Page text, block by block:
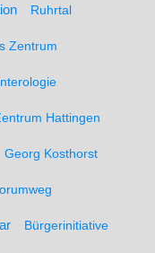
Ruhrtal
Zentrum
Hattingen
Georg Kosthorst
Bürgerinitiative